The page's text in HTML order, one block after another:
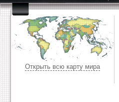
Открыть всю карту мира